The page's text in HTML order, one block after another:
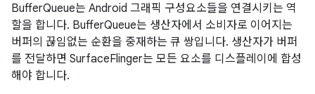
BufferQueue는 Android 그래픽 구성요소들을 연결시키는 역
할을 합니다. BufferQueue는 생산자에서 소비자로 이어지는
버퍼의 끊임없는 순환을 중재하는 큐 쌍입니다. 생산자가 버퍼
를 전달하면 SurfaceFlinger는 모든 요소를 디스플레이에 합성
해야 합니다.